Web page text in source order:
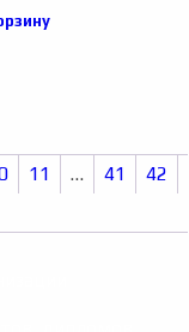
11 … 41
42